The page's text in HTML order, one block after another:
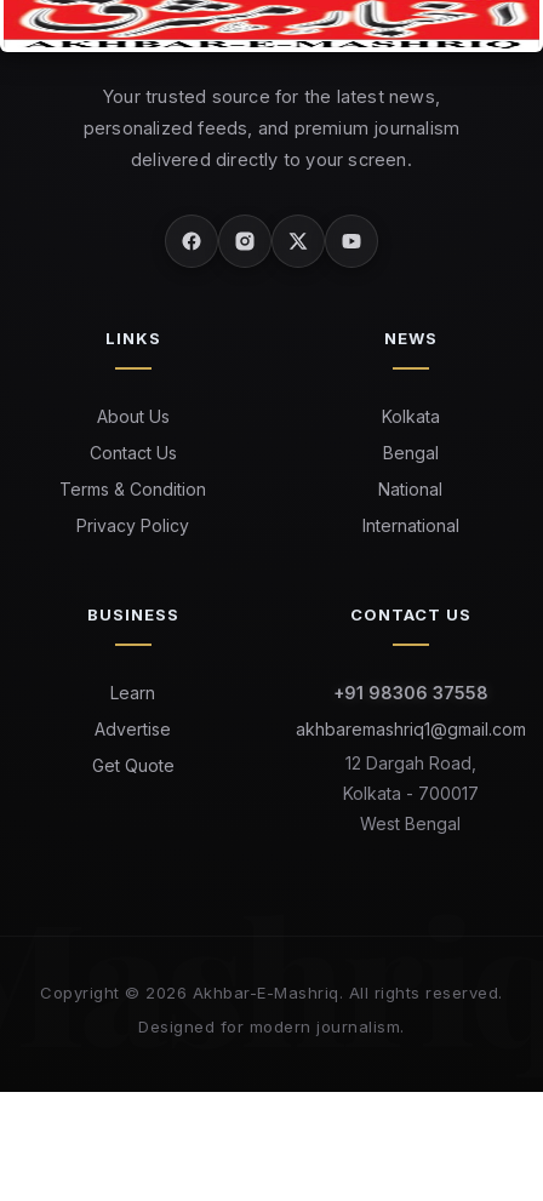
Your trusted source for the latest news,
personalized feeds, and premium journalism
delivered directly to your screen.
LINKS
About Us
Contact Us
Terms & Condition
Privacy Policy
NEWS
Kolkata
Bengal
National
International
BUSINESS
Learn
Advertise
Get Quote
CONTACT US
+91 98306 37558
akhbaremashriq1@gmail.com
12 Dargah Road,
Kolkata - 700017
West Bengal
Copyright © 2026 Akhbar-E-Mashriq. All rights reserved.
Designed for modern journalism.